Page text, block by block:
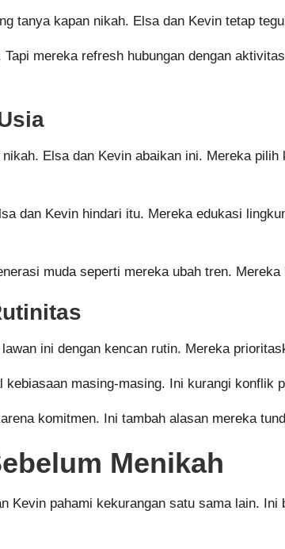
tanya kapan nikah. Elsa dan Kevin tetap
mereka refresh hubungan dengan
Elsa dan Kevin abaikan ini. Mereka
dan Kevin hindari itu. Mereka edukasi
muda seperti mereka ubah tren.
ini dengan kencan rutin. Mereka
masing-masing. Ini kurangi konflik
komitmen. Ini tambah alasan mereka
Menikah
Kevin pahami kekurangan satu sama lain.